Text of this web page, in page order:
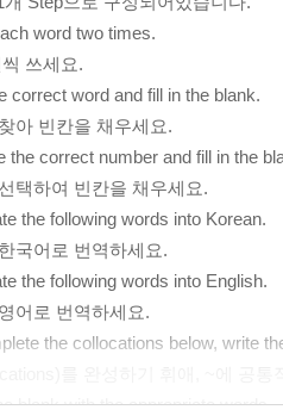
word two times.
쓰세요.
correct word and fill in the blank.
아 빈칸을 채우세요.
the correct number and fill in the
택하여 빈칸을 채우세요.
the following words into Korean.
국어로 번역하세요.
the following words into English.
어로 번역하세요.
the collocations below, write
blank with the appropriate words.